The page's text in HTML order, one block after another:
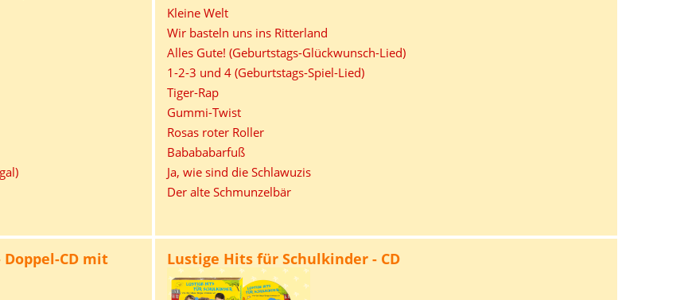
Kleine Welt
Wir basteln uns ins Ritterland
Alles Gute! (Geburtstags-Glückwunsch-Lied)
1-2-3 und 4 (Geburtstags-Spiel-Lied)
Tiger-Rap
Gummi-Twist
Rosas roter Roller
Babababarfuß
Ja, wie sind die Schlawuzis
Der alte Schmunzelbär
CD mit
Lustige Hits für Schulkinder - CD